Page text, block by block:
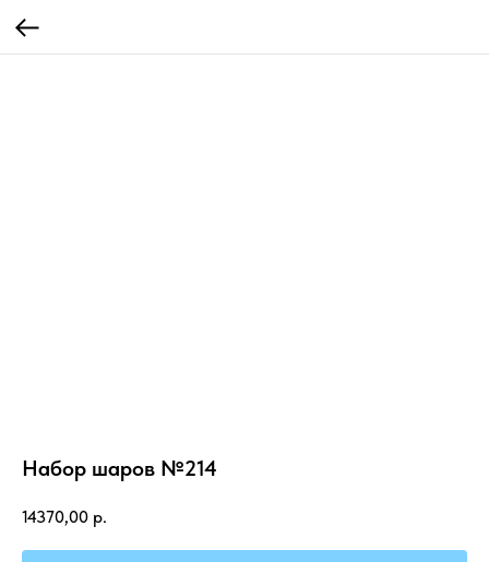
Набор шаров №214
14370,00 р.